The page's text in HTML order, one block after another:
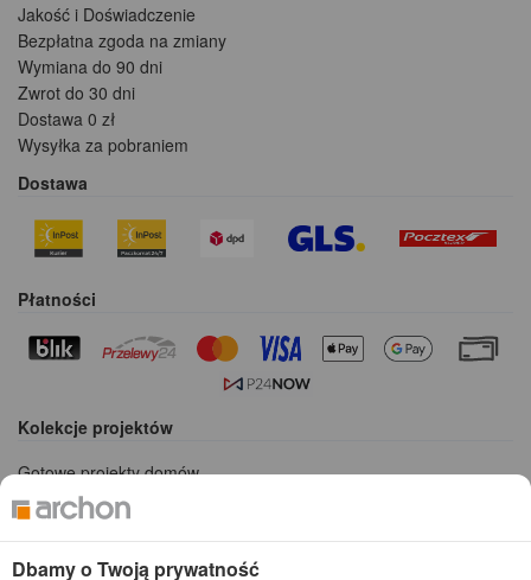
Jakość i Doświadczenie
Bezpłatna zgoda na zmiany
Wymiana do 90 dni
Zwrot do 30 dni
Dostawa 0 zł
Wysyłka za pobraniem
Dostawa
Płatności
Kolekcje projektów
Gotowe projekty domów
Projekty domów tanich w budowie
Projekty domów szeregowych
Projekty małych domów (do 150 m2)
Dbamy o Twoją prywatność